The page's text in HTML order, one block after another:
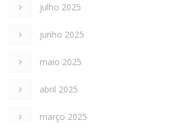
julho 2025
junho 2025
maio 2025
abril 2025
março 2025